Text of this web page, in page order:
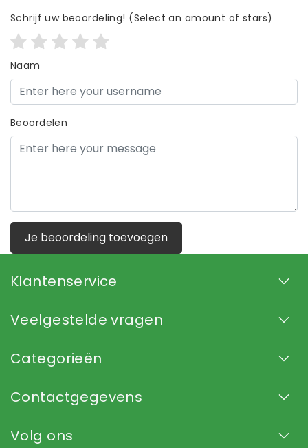
Schrijf uw beoordeling! (Select an amount of stars)
Naam
Beoordelen
Je beoordeling toevoegen
Klantenservice
Veelgestelde vragen
Categorieën
Contactgegevens
Volg ons